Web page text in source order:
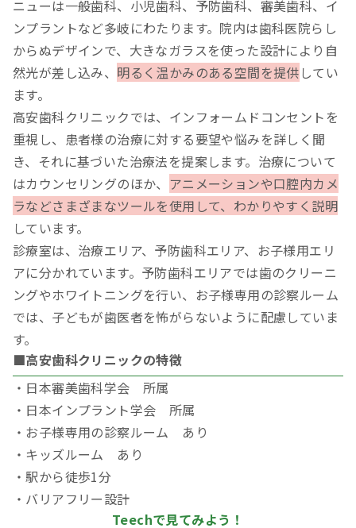
ニューは一般歯科、小児歯科、予防歯科、審美歯科、イ
ンプラントなど多岐にわたります。院内は歯科医院らし
からぬデザインで、大きなガラスを使った設計により自
然光が差し込み、 明るく温かみのある空間を提供 してい
ます。
高安歯科クリニックでは、インフォームドコンセントを
重視し、患者様の治療に対する要望や悩みを詳しく聞
き、それに基づいた治療法を提案します。治療について
はカウンセリングのほか、 アニメーションや口腔内カメ
ラなどさまざまなツールを使用して、わかりやすく説明
しています。
診療室は、治療エリア、予防歯科エリア、お子様用エリ
アに分かれています。予防歯科エリアでは歯のクリーニ
ングやホワイトニングを行い、お子様専用の診察ルーム
では、子どもが歯医者を怖がらないように配慮していま
す。
■高安歯科クリニックの特徴
・日本審美歯科学会 所属
・日本インプラント学会 所属
・お子様専用の診察ルーム あり
・キッズルーム あり
・駅から徒歩1分
・バリアフリー設計
Teechで見てみよう！